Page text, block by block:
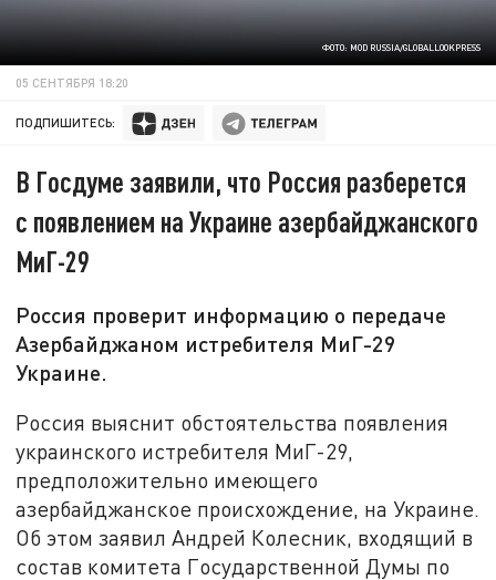
ФОТО: MOD RUSSIA/GLOBALLOOKPRESS
05 СЕНТЯБРЯ 18:20
ПОДПИШИТЕСЬ:
В Госдуме заявили, что Россия разберется
с появлением на Украине азербайджанского
МиГ-29
Россия проверит информацию о передаче
Азербайджаном истребителя МиГ-29
Украине.
Россия выяснит обстоятельства появления
украинского истребителя МиГ-29,
предположительно имеющего
азербайджанское происхождение, на Украине.
Об этом заявил Андрей Колесник, входящий в
состав комитета Государственной Думы по